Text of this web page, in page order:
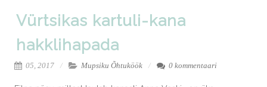
Vürtsikas kartuli-kana
hakklihapada
05, 2017 Mupsiku Õhtuköök 0 kommentaari